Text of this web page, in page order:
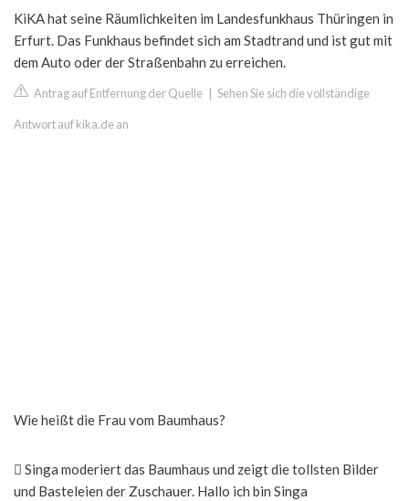
KiKA hat seine Räumlichkeiten im Landesfunkhaus Thüringen in
Erfurt. Das Funkhaus befindet sich am Stadtrand und ist gut mit
dem Auto oder der Straßenbahn zu erreichen.
Antrag auf Entfernung der Quelle Sehen Sie sich die vollständige
Antwort auf kika.de an
Wie heißt die Frau vom Baumhaus?
 Singa moderiert das Baumhaus und zeigt die tollsten Bilder
und Basteleien der Zuschauer. Hallo ich bin Singa